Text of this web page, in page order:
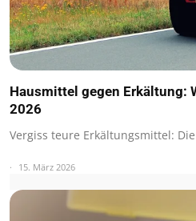
Hausmittel gegen Erkältung:
2026
Vergiss teure Erkältungsmittel:
15. März 2026